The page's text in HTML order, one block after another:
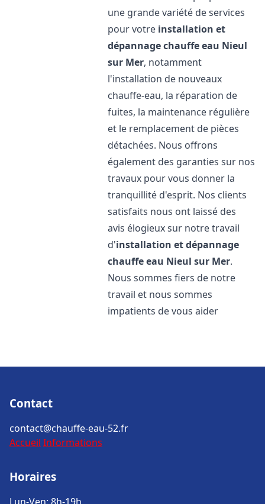
une grande variété de services
pour votre installation et
dépannage chauffe eau Nieul
sur Mer, notamment
l'installation de nouveaux
chauffe-eau, la réparation de
fuites, la maintenance régulière
et le remplacement de pièces
détachées. Nous offrons
également des garanties sur nos
travaux pour vous donner la
tranquillité d'esprit. Nos clients
satisfaits nous ont laissé des
avis élogieux sur notre travail
d'installation et dépannage
chauffe eau Nieul sur Mer.
Nous sommes fiers de notre
travail et nous sommes
impatients de vous aider
Contact
contact@chauffe-eau-52.fr
Accueil Informations
Horaires